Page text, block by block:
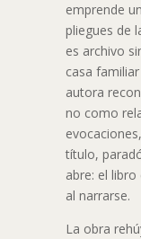
emprende
pliegues de
es archivo
casa
autora
no como
título,
abre: el
al narrarse.
La obra